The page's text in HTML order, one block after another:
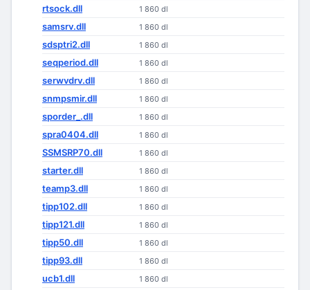
rtsock.dll 1 860 dl
samsrv.dll 1 860 dl
sdsptri2.dll 1 860 dl
seqperiod.dll 1 860 dl
serwvdrv.dll 1 860 dl
snmpsmir.dll 1 860 dl
sporder_.dll 1 860 dl
spra0404.dll 1 860 dl
SSMSRP70.dll 1 860 dl
starter.dll 1 860 dl
teamp3.dll 1 860 dl
tipp102.dll 1 860 dl
tipp121.dll 1 860 dl
tipp50.dll 1 860 dl
tipp93.dll 1 860 dl
ucb1.dll 1 860 dl